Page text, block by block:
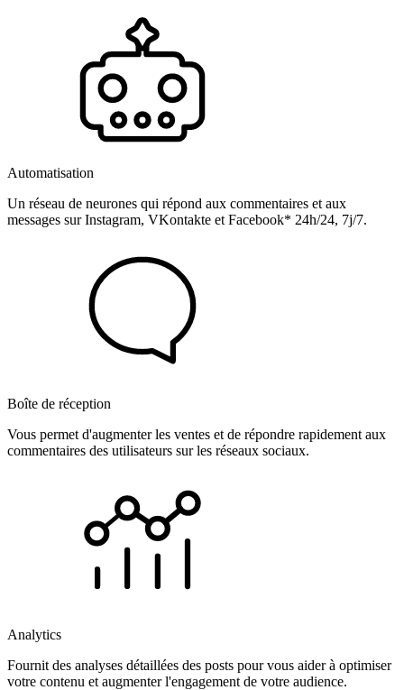
Automatisation
Un réseau de neurones qui répond aux commentaires et aux
messages sur Instagram, VKontakte et Facebook* 24h/24, 7j/7.
Boîte de réception
Vous permet d'augmenter les ventes et de répondre rapidement aux
commentaires des utilisateurs sur les réseaux sociaux.
Analytics
Fournit des analyses détaillées des posts pour vous aider à optimiser
votre contenu et augmenter l'engagement de votre audience.